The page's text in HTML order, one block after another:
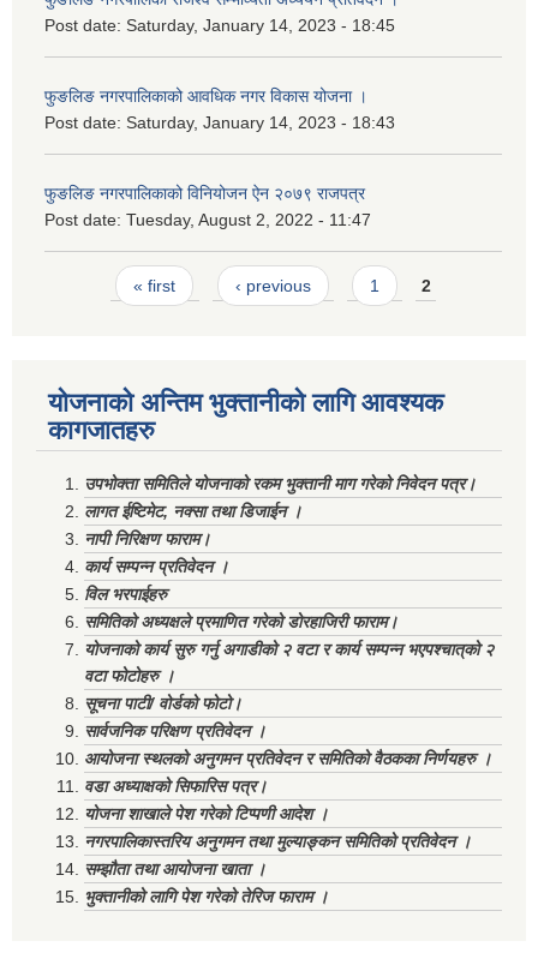
Post date: Saturday, January 14, 2023 - 18:45
फुङलिङ नगरपालिकाको आवधिक नगर विकास योजना ।
Post date: Saturday, January 14, 2023 - 18:43
फुङलिङ नगरपालिकाको विनियोजन ऐन २०७९ राजपत्र
Post date: Tuesday, August 2, 2022 - 11:47
Pages« first ‹ previous 1 2
योजनाको अन्तिम भुक्तानीको लागि आवश्यक
कागजातहरु
उपभोक्ता समितिले योजनाको रकम भुक्तानी माग गरेको निवेदन पत्र।
लागत ईष्टिमेट, नक्सा तथा डिजाईन ।
नापी निरिक्षण फाराम।
कार्य सम्पन्न प्रतिवेदन ।
विल भरपाईहरु
समितिको अध्यक्षले प्रमाणित गरेको डोरहाजिरी फाराम।
योजनाको कार्य सुरु गर्नु अगाडीको २ वटा र कार्य सम्पन्न भएपश्चात्‌को २
वटा फोटोहरु ।
सूचना पाटी/ वोर्डको फोटो।
सार्वजनिक परिक्षण प्रतिवेदन ।
आयोजना स्थलको अनुगमन प्रतिवेदन र समितिको वैठकका निर्णयहरु ।
वडा अध्याक्षको सिफारिस पत्र।
योजना शाखाले पेश गरेको टिप्पणी आदेश ।
नगरपालिकास्तरिय अनुगमन तथा मुल्याङ्कन समितिको प्रतिवेदन ।
सम्झौता तथा आयोजना खाता ।
भुक्तानीको लागि पेश गरेको तेरिज फाराम ।